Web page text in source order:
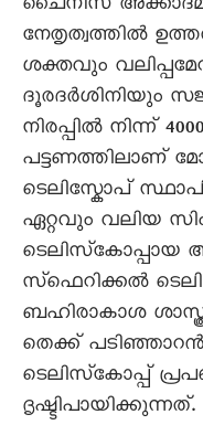
ചൈനീസ്‌
നേതൃത്വത്തിൽ
ശക്തവും
ദൂരദര്‍ശിനിയും
നിരപ്പിൽ നിന്ന്‌
പട്ടണത്തിലാണ്‌
ടെലിസ്കോപ്
ഏറ്റവും വലിയ
ടെലിസ്‌കോപ്പായ
സ്‌ഫെറിക്കൽ
ബഹിരാകാശ
തെക്ക്‌
ടെലിസ്‌കോപ്പ്‌
ദൃഷ്ടിപായിക്കുന്നത്‌.